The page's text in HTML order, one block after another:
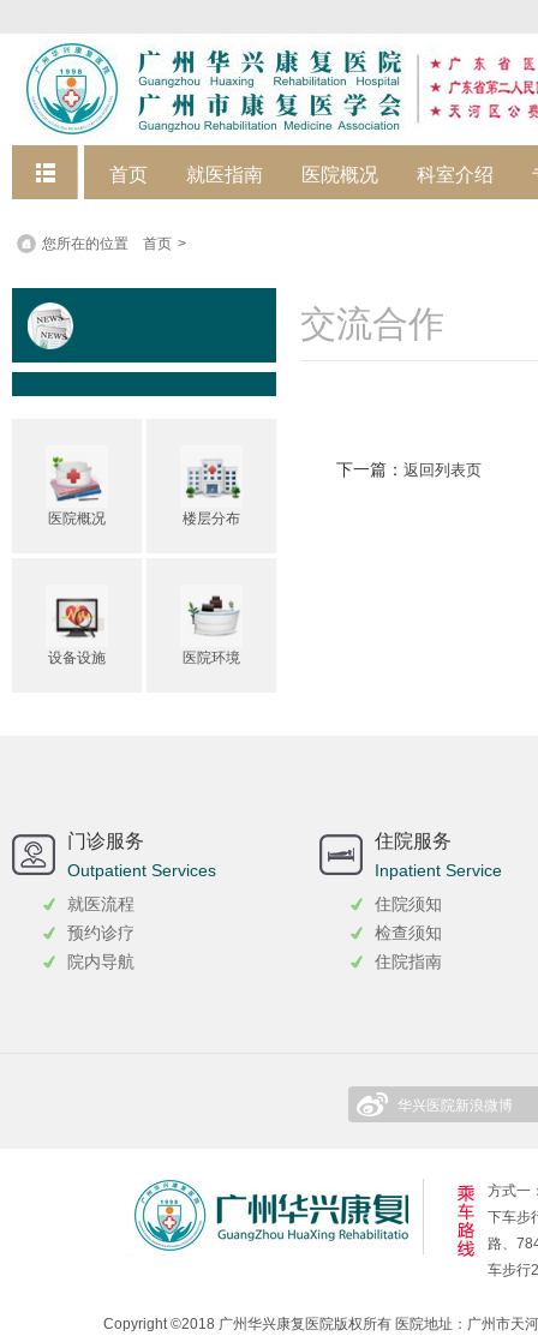
快捷菜单
首页 就医指南 医院概况 科室介绍
您所在的位置 首页 >
医院概况 楼层分布
设备设施 医院环境
交流合作
下一篇： 返回列表页
门诊服务
Outpatient Services
就医流程
预约诊疗
院内导航
住院服务
Inpatient Service
住院须知
检查须知
住院指南
华兴医院新浪微博
方式一
下车步
路、
车步行
Copyright ©2018 广州华兴康复医院版权所有 医院地址：广州市天